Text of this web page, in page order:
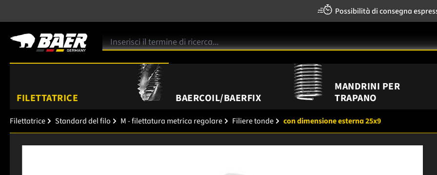
Possibilità di consegna
FILETTATRICE BAERCOIL/BAERFIX
MANDRINI PER
TRAPANO
Filettatrice Standard del filo M - filettatura metrica regolare Filiere tonde con dimensione esterna 25x9